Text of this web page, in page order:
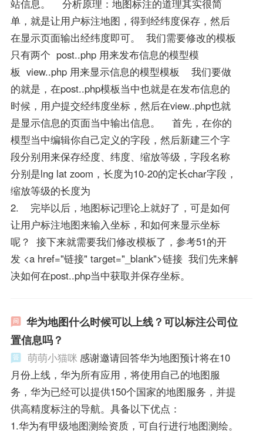
站信息。 分析原理：地图标注的道理其实很简
单，就是让用户标注地图，得到经纬度保存，然后
在显示页面输出经纬度即可。 我们需要修改的模板
只有两个 post..php 用来发布信息的模型模
板 view..php 用来显示信息的模型模板 我们要做
的就是，在post..php模板当中也就是在发布信息的
时候，用户提交经纬度坐标，然后在view..php也就
是显示信息的页面当中输出信息。 首先，在你的
模型当中编辑你自己定义的字段，然后新建三个字
段分别用来保存经度、纬度、缩放等级，字段名称
分别是lng lat zoom，长度为10-20的定长char字段，
缩放等级的长度为
2. 完毕以后，地图标记理论上就好了，可是如何
让用户标注地图来输入坐标，和如何来显示坐标
呢？ 接下来就需要我们修改模板了，参考51的开
发 <a href="链接" target="_blank">链接 我们先来解
决如何在post..php当中获取并保存坐标。
华为地图什么时候可以上线？可以标注公司位
置信息吗？
萌萌小猫咪 感谢邀请回答华为地图预计将在10
月份上线，华为所有应用，将使用自己的地图服
务，华为已经可以提供150个国家的地图服务，并提
供高精度标注的导航。具备以下优点：
1.华为有甲级地图测绘资质，可自行进行地图测绘。